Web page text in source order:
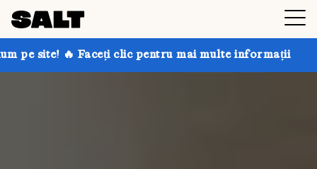
clic pentru mai multe informații Obțineți până la